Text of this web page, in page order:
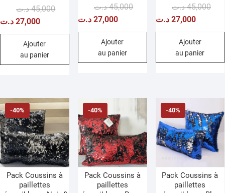
4.0045,000 د.ت
Le
initial
27,000 د.ت
Le
actuel
Ajouter
au panier
45,000 د.ت
Le
initial
27,000 د.ت
Le
actuel
Ajouter
au panier
45,000 د.ت
Le
27,000 د.ت
Le
Ajouter
au panier
-40%
Pack Coussins à
paillettes
-40%
Pack Coussins à
paillettes
-40%
Pack Coussins à
paillettes